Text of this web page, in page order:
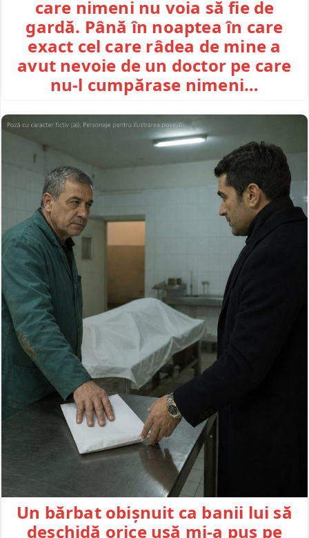
care nimeni nu voia să fie de
gardă. Până în noaptea în care
exact cel care râdea de mine a
avut nevoie de un doctor pe care
nu-l cumpărase nimeni…
Un bărbat obișnuit ca banii lui să
deschidă orice ușă mi-a pus pe